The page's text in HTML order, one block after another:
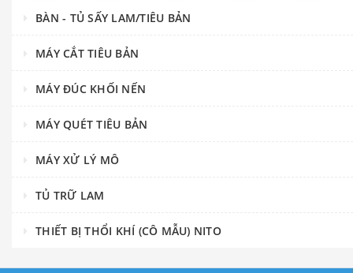
BÀN - TỦ SẤY LAM/TIÊU BẢN
MÁY CẮT TIÊU BẢN
MÁY ĐÚC KHỐI NẾN
MÁY QUÉT TIÊU BẢN
MÁY XỬ LÝ MÔ
TỦ TRỮ LAM
THIẾT BỊ THỔI KHÍ (CÔ MẪU) NITO